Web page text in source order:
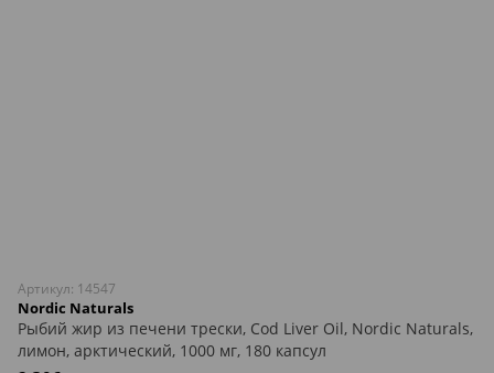
Артикул: 14547
Nordic Naturals
Рыбий жир из печени трески, Cod Liver Oil, Nordic Naturals,
лимон, арктический, 1000 мг, 180 капсул